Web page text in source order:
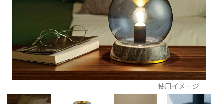
使用イメージ